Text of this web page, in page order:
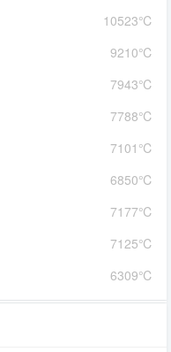
10523℃
9210℃
7943℃
7788℃
7101℃
6850℃
7177℃
7125℃
6309℃